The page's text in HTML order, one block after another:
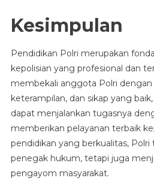
Kesimpulan
Pendidikan Polri merupakan
kepolisian yang profesional dan
membekali anggota Polri
keterampilan, dan sikap yang
dapat menjalankan tugasnya
memberikan pelayanan terbaik
pendidikan yang berkualitas, Polri
penegak hukum, tetapi juga
pengayom masyarakat.